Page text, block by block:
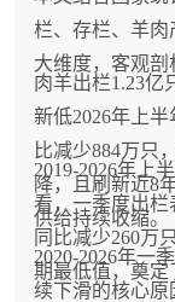
栏、存栏、羊肉
大维度，客观剖
肉羊出栏1.23亿
新低2026年上
比减少884万只
降，且刷新近8
供给持续收缩。
2019-2026年上
看，一季度出栏
同比减少260万
期最低值，奠
2020-2026年一
续下滑的核心原